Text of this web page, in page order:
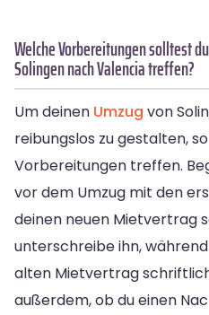
Welche Vorbereitungen solltest
Solingen nach Valencia treffen?
Um deinen Umzug von
reibungslos zu gestalten,
Vorbereitungen treffen.
vor dem Umzug mit den
deinen neuen Mietvertrag
unterschreibe ihn,
alten Mietvertrag
außerdem, ob du einen